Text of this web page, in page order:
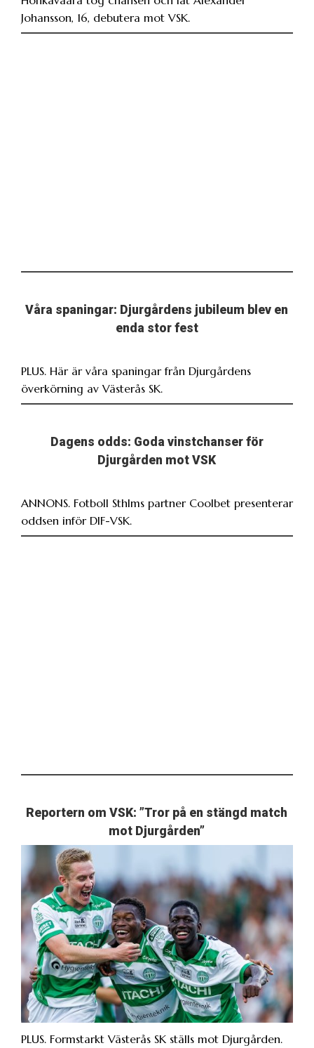
Johansson, 16, debutera mot VSK.
Våra spaningar: Djurgårdens jubileum blev en
enda stor fest
PLUS. Här är våra spaningar från Djurgårdens
överkörning av Västerås SK.
Dagens odds: Goda vinstchanser för
Djurgården mot VSK
ANNONS. Fotboll Sthlms partner Coolbet presenterar
oddsen inför DIF-VSK.
Reportern om VSK: ”Tror på en stängd match
mot Djurgården”
PLUS. Formstarkt Västerås SK ställs mot Djurgården.